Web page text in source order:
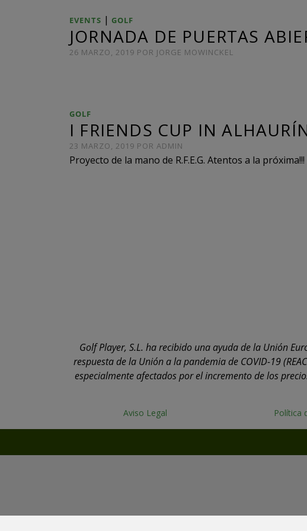
EVENTS | GOLF
JORNADA DE PUERTAS
26 MARZO, 2019 POR JORGE MOWINCKEL
GOLF
I FRIENDS CUP IN
23 MARZO, 2019 POR ADMIN
Proyecto de la mano de R.F.E.G. Atentos a la
Golf Player, S.L. ha recibido una ayuda de la Unión
respuesta de la Unión a la pandemia de COVID-19
especialmente afectados por el incremento de los
Aviso Legal Política